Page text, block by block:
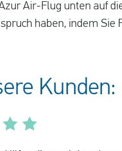
Air-Flug unten auf
haben, indem Sie
Kunden: